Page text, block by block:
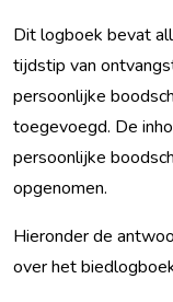
Dit logboek bevat
tijdstip van
persoonlijke
toegevoegd. De
persoonlijke
opgenomen.
Hieronder de
over het